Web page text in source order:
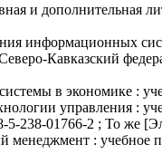
и дополнительная
информационных
Кавказский
в экономике :
управления :
5-238-01766-2 ; То же
: учебное